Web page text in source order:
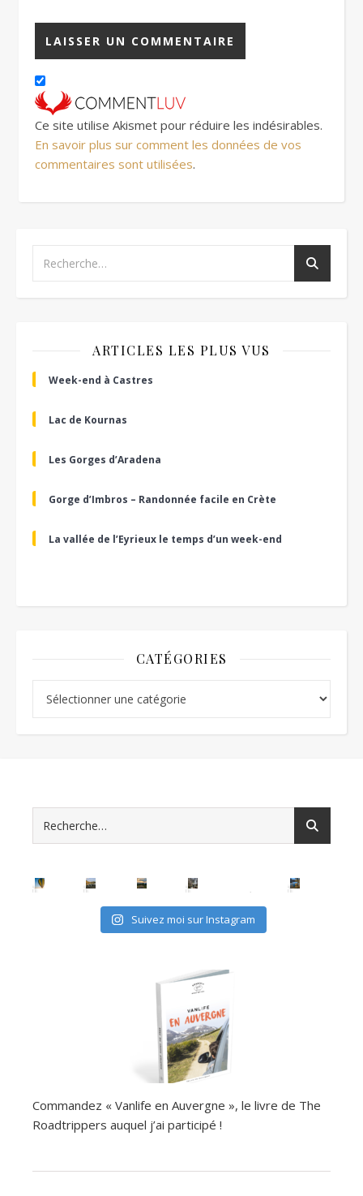
Ce site utilise Akismet pour réduire les indésirables.
En savoir plus sur comment les données de vos
commentaires sont utilisées.
ARTICLES LES PLUS VUS
Week-end à Castres
Lac de Kournas
Les Gorges d’Aradena
Gorge d’Imbros – Randonnée facile en Crète
La vallée de l’Eyrieux le temps d’un week-end
CATÉGORIES
Suivez moi sur Instagram
Commandez « Vanlife en Auvergne », le livre de The
Roadtrippers auquel j’ai participé !